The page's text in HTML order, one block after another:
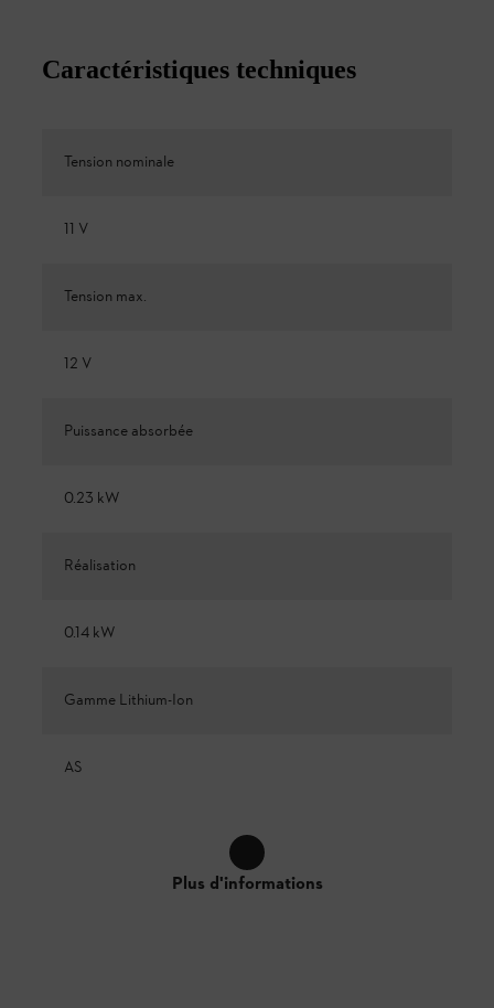
Caractéristiques techniques
Tension nominale
11 V
Tension max.
12 V
Puissance absorbée
0.23 kW
Réalisation
0.14 kW
Gamme Lithium-Ion
AS
Plus d'informations